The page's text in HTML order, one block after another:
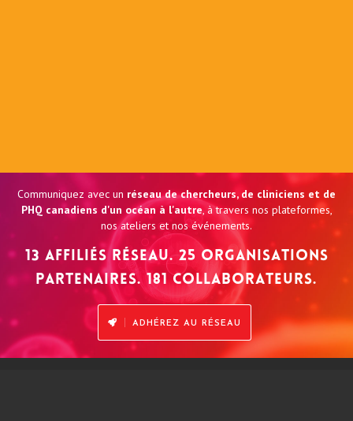
Communiquez avec un réseau de chercheurs, de cliniciens et de
PHQ canadiens d'un océan à l'autre, à travers nos plateformes,
nos ateliers et nos événements.
13 affiliés réseau. 25 organisations
partenaires. 181 collaborateurs.
ADHÉREZ AU RÉSEAU